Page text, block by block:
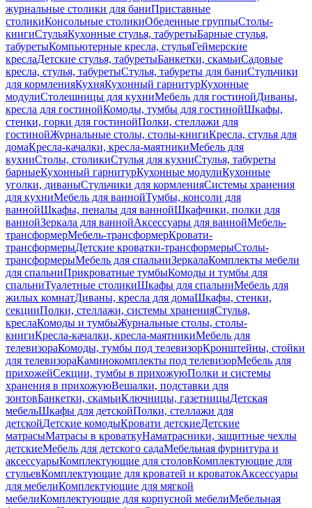
журнальные столики для баниПриставные
столикиКонсольные столикиОбеденные группыСтолы-
книгиСтульяКухонные стулья, табуретыБарные стулья,
табуретыКомпьютерные кресла, стульяГеймерские
креслаДетские стулья, табуретыБанкетки, скамьиСадовые
кресла, стулья, табуретыСтулья, табуреты для баниСтульчики
для кормленияКухняКухонный гарнитурКухонные
модулиСтолешницы для кухниМебель для гостинойДиваны,
кресла для гостинойКомоды, тумбы для гостинойШкафы,
стенки, горки для гостинойПолки, стеллажи для
гостинойЖурнальные столы, столы-книгиКресла, стулья для
домаКресла-качалки, кресла-маятникиМебель для
кухниСтолы, столикиСтулья для кухниСтулья, табуреты
барныеКухонный гарнитурКухонные модулиКухонные
уголки, диваныСтульчики для кормленияСистемы хранения
для кухниМебель для ваннойТумбы, консоли для
ваннойШкафы, пеналы для ваннойШкафчики, полки для
ваннойЗеркала для ваннойАксессуары для ваннойМебель-
трансформерМебель-трансформерКровати-
трансформерыДетские кроватки-трансформерыСтолы-
трансформерыМебель для спальниЗеркалаКомплекты мебели
для спальниПрикроватные тумбыКомоды и тумбы для
спальниТуалетные столикиШкафы для спальниМебель для
жилых комнатДиваны, кресла для домаШкафы, стенки,
секцииПолки, стеллажи, системы храненияСтулья,
креслаКомоды и тумбыЖурнальные столы, столы-
книгиКресла-качалки, кресла-маятникиМебель для
телевизораКомоды, тумбы под телевизорКронштейны, стойки
для телевизораКаминокомплекты под телевизорМебель для
прихожейСекции, тумбы в прихожуюПолки и системы
хранения в прихожуюВешалки, подставки для
зонтовБанкетки, скамьиКлючницы, газетницыДетская
мебельШкафы для детскойПолки, стеллажи для
детскойДетские комодыКровати детскиеДетские
матрасыМатрасы в кроваткуНаматрасники, защитные чехлы
детскиеМебель для детского садаМебельная фурнитура и
аксессуарыКомплектующие для столовКомплектующие для
стульевКомплектующие для кроватей и кроватокАксессуары
для мебелиКомплектующие для мягкой
мебелиКомплектующие для корпусной мебелиМебельная